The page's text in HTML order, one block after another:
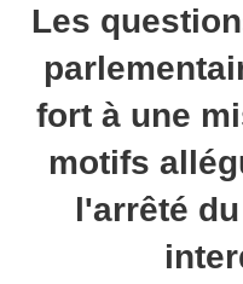
Les
fort à une
motifs
l'arrêté